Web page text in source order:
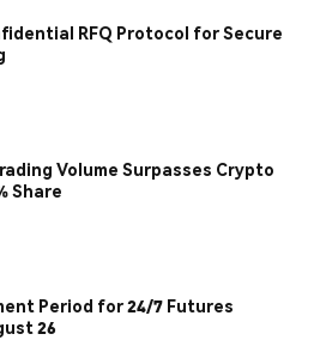
RFQ Protocol for Secure
Volume Surpasses Crypto
Share
Period for 24/7 Futures
26